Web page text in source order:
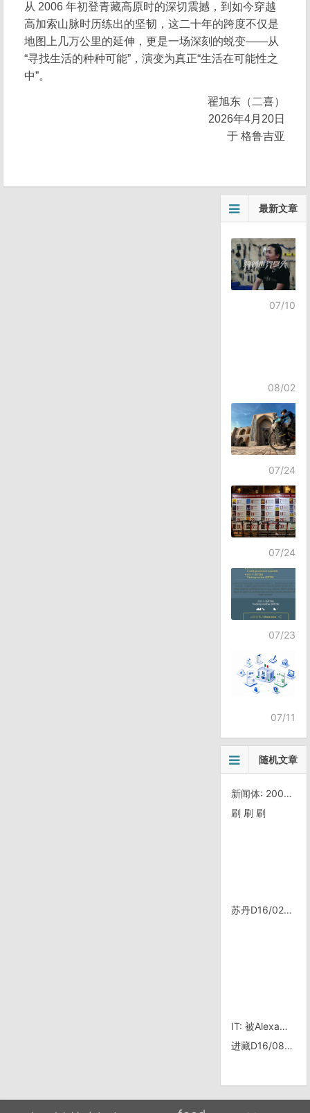
从 2006 年初登青藏高原时的深切震撼，到如今穿越
高加索山脉时历练出的坚韧，这二十年的跨度不仅是
地图上几万公里的延伸，更是一场深刻的蜕变——从
“寻找生活的种种可能”，演变为真正“生活在可能性之
中”。
翟旭东（二喜）
2026年4月20日
于 格鲁吉亚
最新文章
07/10
08/02
07/24
07/24
07/23
07/11
随机文章
新闻体: 2005年第一个笑话
刷 刷 刷
苏丹D16/0218，博物馆归来
IT: 被Alexa处罚的世界TOP 500中文网站已达28家
进藏D16/0804, 甘肃皋兰——兰州